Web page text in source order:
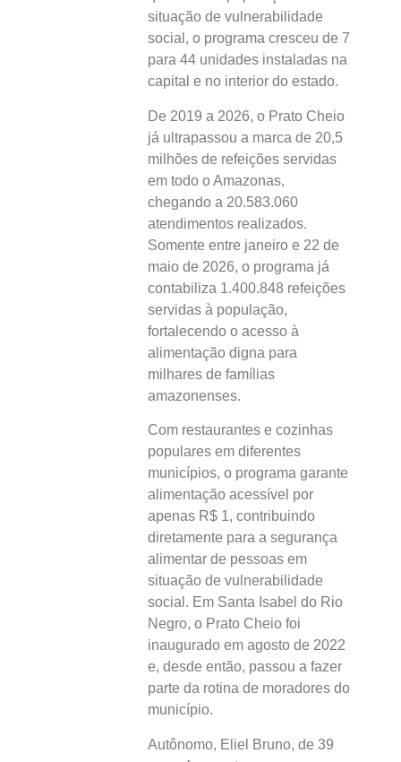
situação de vulnerabilidade
social, o programa cresceu de 7
para 44 unidades instaladas na
capital e no interior do estado.
De 2019 a 2026, o Prato Cheio
já ultrapassou a marca de 20,5
milhões de refeições servidas
em todo o Amazonas,
chegando a 20.583.060
atendimentos realizados.
Somente entre janeiro e 22 de
maio de 2026, o programa já
contabiliza 1.400.848 refeições
servidas à população,
fortalecendo o acesso à
alimentação digna para
milhares de famílias
amazonenses.
Com restaurantes e cozinhas
populares em diferentes
municípios, o programa garante
alimentação acessível por
apenas R$ 1, contribuindo
diretamente para a segurança
alimentar de pessoas em
situação de vulnerabilidade
social. Em Santa Isabel do Rio
Negro, o Prato Cheio foi
inaugurado em agosto de 2022
e, desde então, passou a fazer
parte da rotina de moradores do
município.
Autônomo, Eliel Bruno, de 39